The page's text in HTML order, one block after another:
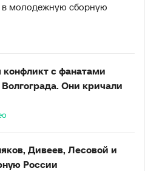
молодежную сборную
с фанатами
Они кричали
Дивеев, Лесовой и
России